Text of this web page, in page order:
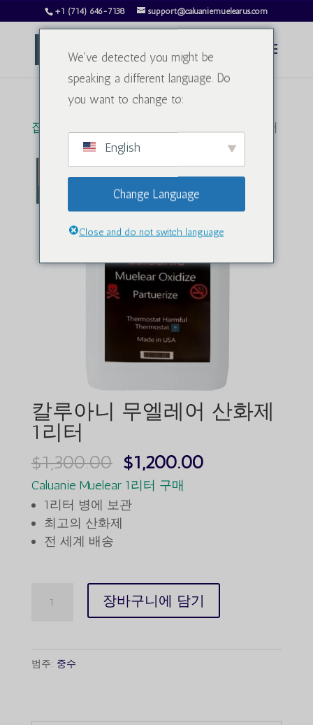
+1 (714) 646-7138 support@caluaniemuelearus.com
집 / 칼루아니 무엘레어 산화제 1리터
판매!
칼루아니 무엘레어 산화제
1리터
$1,300.00 원
래
가
였
습
다.
$1,200.00현
입
Caluanie Muelear 1리터 구매
1리터 병에 보관
최고의 산화제
전 세계 배송
1Liter
장바구니에 담기
범주: 중수
We've detected you might be
speaking a different language. Do
you want to change to:
English
Change Language
Close and do not switch language